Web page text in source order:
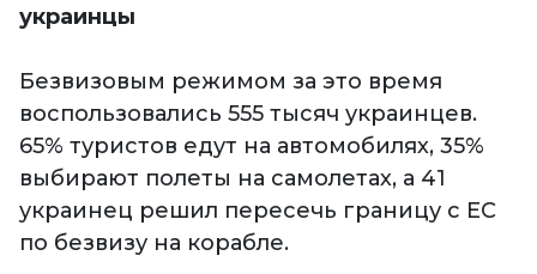
украинцы
Безвизовым режимом за это время
воспользовались 555 тысяч украинцев.
65% туристов едут на автомобилях, 35%
выбирают полеты на самолетах, а 41
украинец решил пересечь границу с ЕС
по безвизу на корабле.